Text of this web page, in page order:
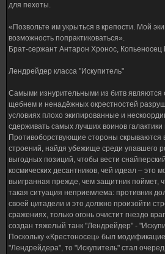
для пехоты.
«Позвольте им укрыться в крепости. Мой
возможность попрактиковаться».
Брат-сержант Антарон Хронос, Копьеносец
Лендрейдер класса "Искупитель"
Самыми изнурительными из битв
щебнем и ненадёжных окрестностей
условиях плохо экипированные и
сдерживать самых лучших воинов
Противоборствующие стороны
строений, найдя убежище среди упавшего
выгодных позиций, чтобы вести
космических десантников, чей идеал – это
выигранная прежде, чем защитник поймет,
такая ситуация неприемлема: противник
своей цитадели и это должно произойти
сражениях, только огонь очистит гнездо
создан тяжелый танк "Лендрейдер" -
Поскольку «Крестоносец» был
"Лендрейдера", то "Искупитель" стал